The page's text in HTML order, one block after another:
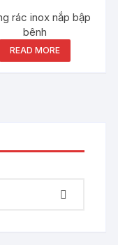
rác inox nắp bập
bênh
READ MORE